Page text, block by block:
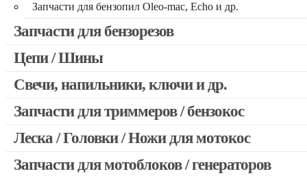
Запчасти для бензопил Oleo-mac, Echo и др.
Запчасти для бензорезов
Цепи / Шины
Свечи, напильники, ключи и др.
Запчасти для триммеров / бензокос
Запчасти для Китайских триммеров
Запчасти для мотокос Stihl / Husqvarna / Oleo-mac / Echo и
Леска / Головки / Ножи для мотокос
Запчасти для мотоблоков / генераторов